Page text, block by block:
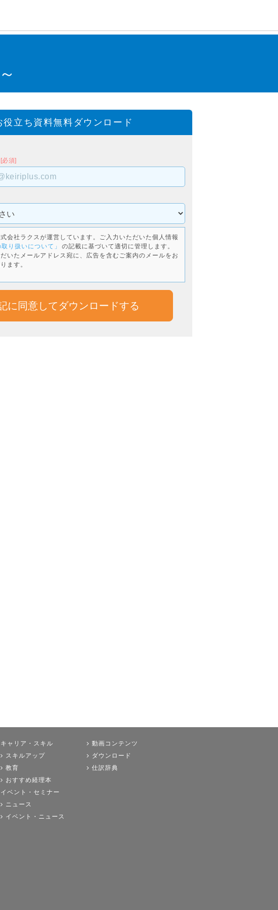
役立ち資料無料ダウンロード
[必須]
会社ラクスが運営しています。ご入力いただいた個人情報
取り扱いについて」
の記載に基づいて適切に管理します。
いたメールアドレス宛に、広告を含むご案内のメールをお
ます。
キャリア・スキル
スキルアップ
教育
おすすめ経理本
イベント・セミナー
ニュース
イベント・ニュース
動画コンテンツ
ダウンロード
仕訳辞典